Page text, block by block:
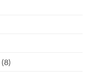
(8)